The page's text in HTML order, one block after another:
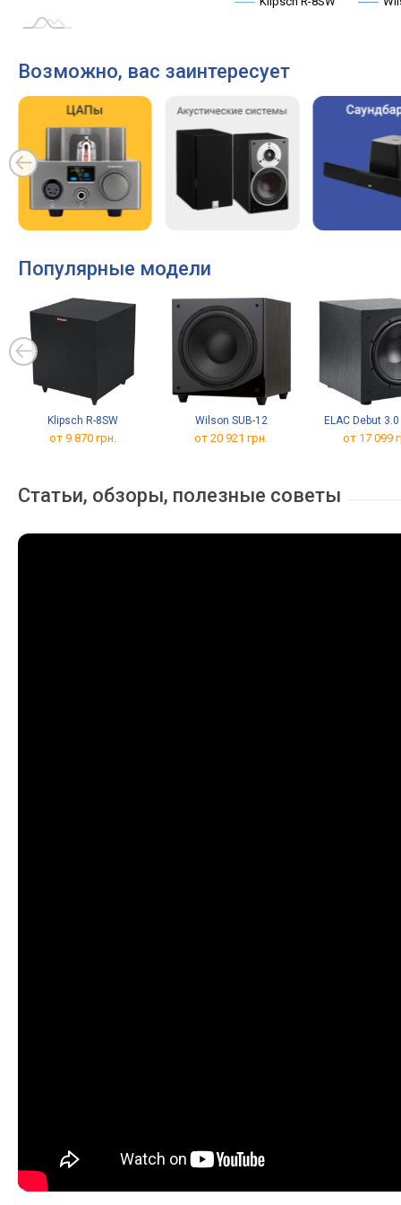
Возможно, вас заинтересует
Популярные модели
Klipsch R-8SW
от 9 870 грн.
Wilson SUB-12
от 20 921 грн.
ELAC Debut
от 17 099
Cтатьи, обзоры, полезные советы